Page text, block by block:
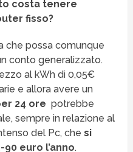
costa tenere
fisso?
che possa comunque
conto generalizzato.
al kWh di 0,05€
e allora avere un
24 ore potrebbe
sempre in relazione al
del Pc, chesi
euro l’anno.